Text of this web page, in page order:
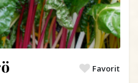
Favorit